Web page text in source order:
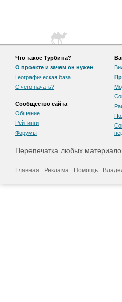
Что такое Турбина?
О проекте и зачем он нужен
Географическая база
С чего начать?
Сообщество сайта
Общение
Рейтинги
Форумы
Перепечатка любых
Главная Реклама Помощь